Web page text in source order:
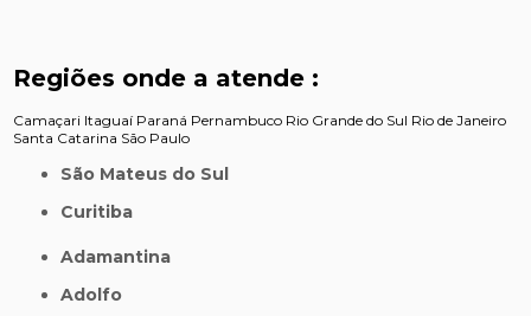
Regiões onde a atende :
Camaçari Itaguaí Paraná Pernambuco Rio Grande do Sul Rio de Janeiro
Santa Catarina São Paulo
São Mateus do Sul
Curitiba
Adamantina
Adolfo